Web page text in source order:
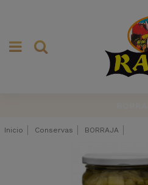
Inicio Conservas BORRAJA